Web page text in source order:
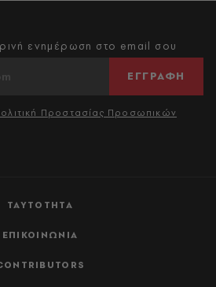
ΤΑΥΤΟΤΗΤΑ
ΕΠΙΚΟΙΝΩΝΙΑ
ενημέρωση στο email σου
ΕΓΓΡΑΦΗ
Προστασίας Προσωπικών